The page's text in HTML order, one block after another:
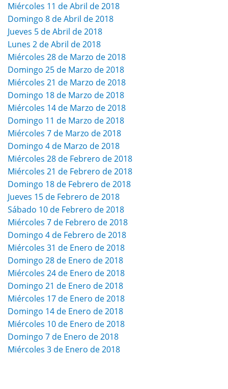
Miércoles 11 de Abril de 2018
Domingo 8 de Abril de 2018
Jueves 5 de Abril de 2018
Lunes 2 de Abril de 2018
Miércoles 28 de Marzo de 2018
Domingo 25 de Marzo de 2018
Miércoles 21 de Marzo de 2018
Domingo 18 de Marzo de 2018
Miércoles 14 de Marzo de 2018
Domingo 11 de Marzo de 2018
Miércoles 7 de Marzo de 2018
Domingo 4 de Marzo de 2018
Miércoles 28 de Febrero de 2018
Miércoles 21 de Febrero de 2018
Domingo 18 de Febrero de 2018
Jueves 15 de Febrero de 2018
Sábado 10 de Febrero de 2018
Miércoles 7 de Febrero de 2018
Domingo 4 de Febrero de 2018
Miércoles 31 de Enero de 2018
Domingo 28 de Enero de 2018
Miércoles 24 de Enero de 2018
Domingo 21 de Enero de 2018
Miércoles 17 de Enero de 2018
Domingo 14 de Enero de 2018
Miércoles 10 de Enero de 2018
Domingo 7 de Enero de 2018
Miércoles 3 de Enero de 2018